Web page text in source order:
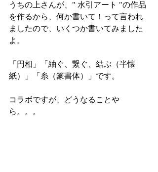
うちの上さんが、" 水引アート "の作品
を作るから、何か書いて！って言われ
ましたので、いくつか書いてみました
よ。
「円相」「紬ぐ、繋ぐ、結ぶ（半懐
紙）」「糸（篆書体）」です。
コラボですが、どうなることや
ら。。。